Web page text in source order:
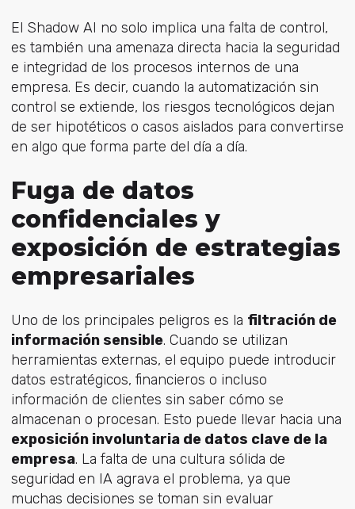
El Shadow AI no solo implica una falta de control,
es también una amenaza directa hacia la seguridad
e integridad de los procesos internos de una
empresa. Es decir, cuando la automatización sin
control se extiende, los riesgos tecnológicos dejan
de ser hipotéticos o casos aislados para convertirse
en algo que forma parte del día a día.
Fuga de datos
confidenciales y
exposición de estrategias
empresariales
Uno de los principales peligros es la filtración de
información sensible. Cuando se utilizan
herramientas externas, el equipo puede introducir
datos estratégicos, financieros o incluso
información de clientes sin saber cómo se
almacenan o procesan. Esto puede llevar hacia una
exposición involuntaria de datos clave de la
empresa. La falta de una cultura sólida de
seguridad en IA agrava el problema, ya que
muchas decisiones se toman sin evaluar